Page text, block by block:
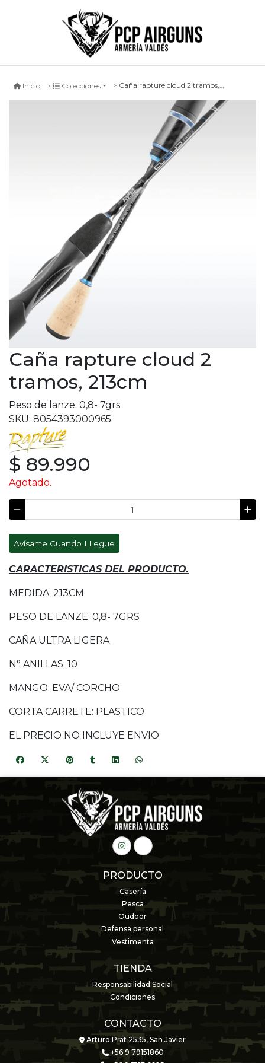
Inicio Colecciones Caña rapture cloud 2 tramos, 213cm
Caña rapture cloud 2
tramos, 213cm
Peso de lanze: 0,8- 7grs
SKU: 8054393000965
$ 89.990
Agotado.
Avísame Cuando LLegue
CARACTERISTICAS DEL PRODUCTO.
MEDIDA: 213CM
PESO DE LANZE: 0,8- 7GRS
CAÑA ULTRA LIGERA
N° ANILLAS: 10
MANGO: EVA/ CORCHO
CORTA CARRETE: PLASTICO
EL PRECIO NO INCLUYE ENVIO
PRODUCTO
Casería
Pesca
Oudoor
Defensa personal
Vestimenta
TIENDA
Responsabilidad Social
Condiciones
CONTACTO
Arturo Prat 2535, San Javier
+56 9 79151860